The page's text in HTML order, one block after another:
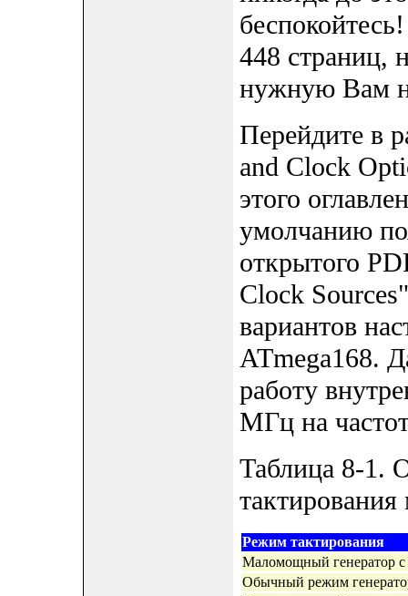
448 страниц,
нужную Вам
Перейдите в
and Clock
этого
умолчанию
открытого
Clock
вариантов
ATmega168.
работу
МГц на
Таблица 8-1.
Режим тактирования
Маломощный генератор
Обычный режим